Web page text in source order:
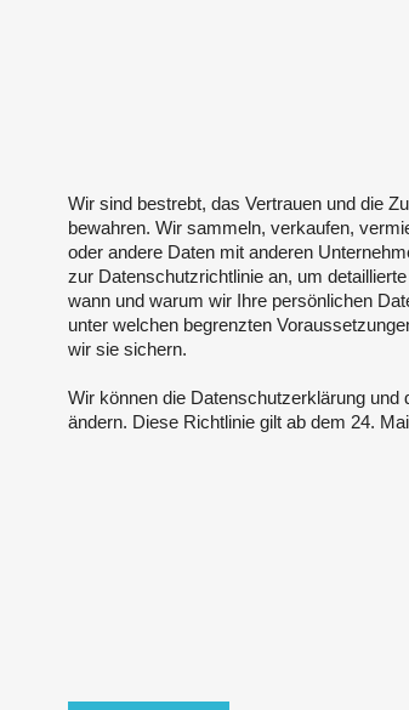
Wir sind bestrebt, das Vertrauen und die
bewahren. Wir sammeln, verkaufen,
oder andere Daten mit anderen
zur Datenschutzrichtlinie an, um
wann und warum wir Ihre persönlichen
unter welchen begrenzten
wir sie sichern.
Wir können die Datenschutzerklärung und
ändern. Diese Richtlinie gilt ab dem 24.